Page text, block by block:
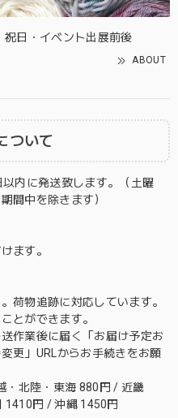
祝日・イベント出展前後
ABOUT
ついて
内に発送致します。（土曜
間中を除きます）
ます。
荷物追跡に対応しています。
とができます。
作業後に届く「お届け予定お
更」URLからお手続きをお願
・北陸・東海 880円 / 近畿
1410円 / 沖縄 1450円